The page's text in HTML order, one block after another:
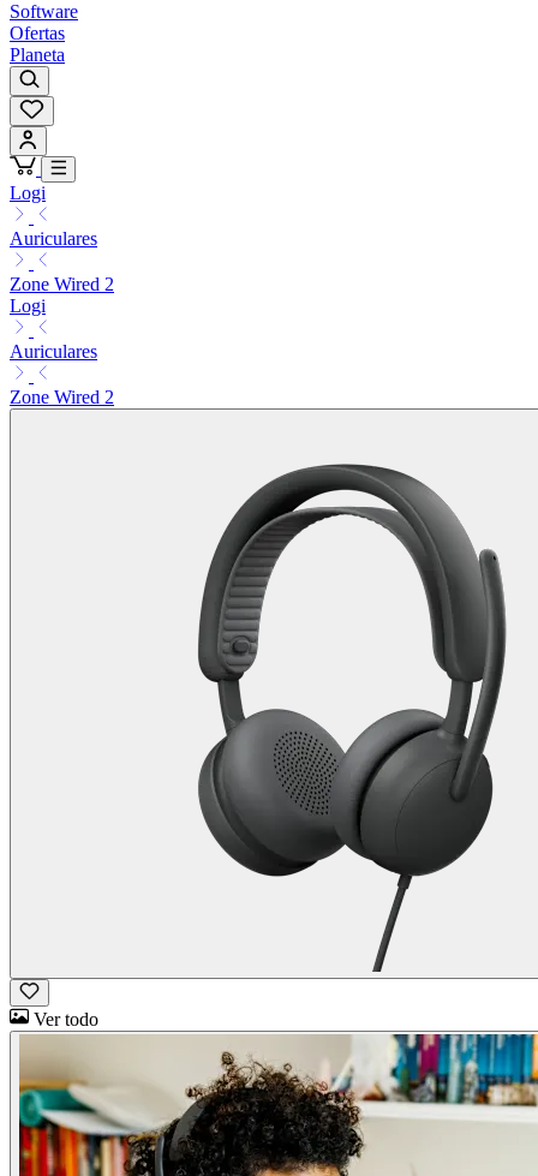
Software
Ofertas
Planeta
Logi
Auriculares
Zone Wired 2
Logi
Auriculares
Zone Wired 2
Ver todo